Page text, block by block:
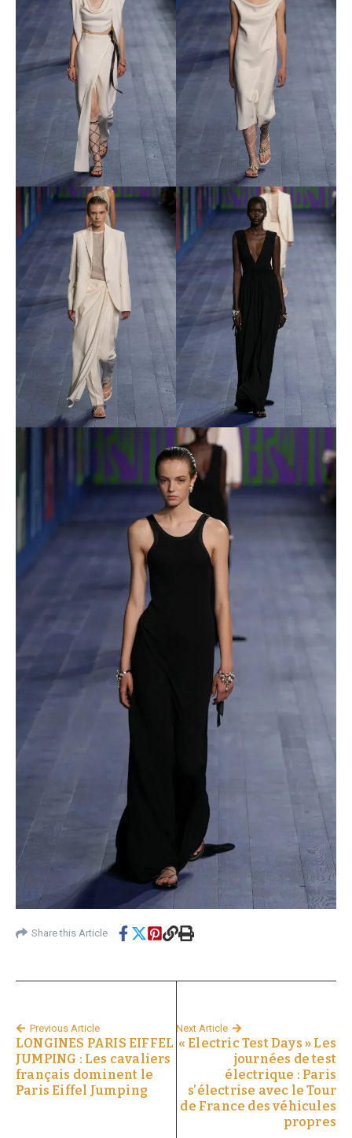
Share this Article
Previous Article
LONGINES PARIS EIFFEL
JUMPING : Les cavaliers
français dominent le
Paris Eiffel Jumping
Next Article
« Electric Test Days » Les
journées de test
électrique : Paris
s’électrise avec le Tour
de France des véhicules
propres